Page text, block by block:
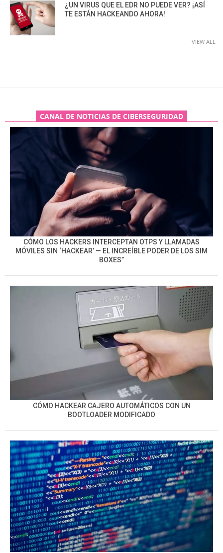
¿UN VIRUS QUE EL EDR NO PUEDE VER? ¡ASÍ
TE ESTÁN HACKEANDO AHORA!
VIEW ALL
CANAL DE NOTICIAS DE CIBERSEGURIDAD
CÓMO LOS HACKERS INTERCEPTAN OTPS Y LLAMADAS
MÓVILES SIN ‘HACKEAR’ — EL INCREÍBLE PODER DE LOS SIM
BOXES”
CÓMO HACKEAR CAJERO AUTOMÁTICOS CON UN
BOOTLOADER MODIFICADO